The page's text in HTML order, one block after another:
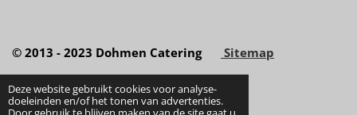
Deze website gebruikt cookies voor analyse-
doeleinden en/of het tonen van advertenties.
© 2013 - 2023 Dohmen Catering Sitemap